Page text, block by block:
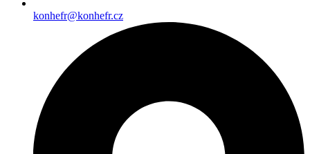
konhefr@konhefr.cz